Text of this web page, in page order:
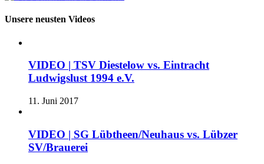
Unsere neusten Videos
VIDEO | TSV Diestelow vs. Eintracht
Ludwigslust 1994 e.V.
11. Juni 2017
VIDEO | SG Lübtheen/Neuhaus vs. Lübzer
SV/Brauerei